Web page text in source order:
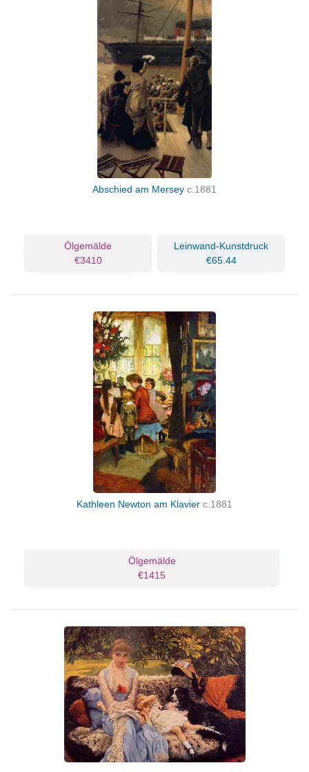
Abschied am Mersey c.1881
Ölgemälde
€3410
Leinwand-Kunstdruck
€65.44
Kathleen Newton am Klavier c.1881
Ölgemälde
€1415